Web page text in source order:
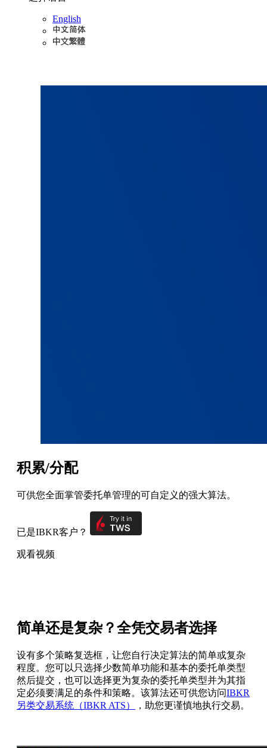
English
积累/分配
可供您全面掌管委托单管理的可自定义的强大算法。
已是IBKR客户？
观看视频
简单还是复杂？全凭交易者选择
设有多个策略复选框，让您自行决定算法的简单或复杂
程度。您可以只选择少数简单功能和基本的委托单类型
然后提交，也可以选择更为复杂的委托单类型并为其指
定必须要满足的条件和策略。该算法还可供您访问IBKR
另类交易系统（IBKR ATS）
，助您更谨慎地执行交易。